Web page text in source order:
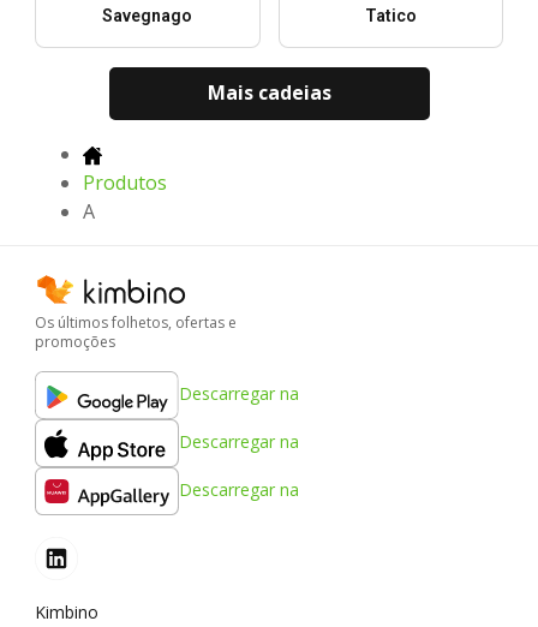
Savegnago Tatico
Mais cadeias
Produtos
A
Os últimos folhetos, ofertas e
promoções
Descarregar na
Descarregar na
Descarregar na
Kimbino